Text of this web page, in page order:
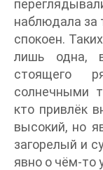
наблюдала за
спокоен.
лишь одна,
стоящего
солнечными
кто привлёк
высокий, но
загорелый и
явно о чём-то